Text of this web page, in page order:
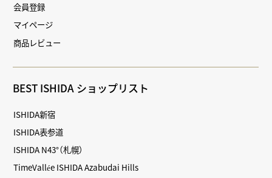
会員登録
マイページ
商品レビュー
BEST ISHIDA ショップリスト
ISHIDA新宿
ISHIDA表参道
ISHIDA N43°（札幌）
TimeVallée ISHIDA Azabudai Hills